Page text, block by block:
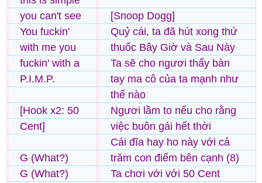
you can't see
You fuckin'
with me you
fuckin' with a
P.I.M.P.
[Hook x2: 50
Cent]
G (What?)
G (What?)
[Snoop Dogg]
Quỷ cái, ta đã hút xong thứ
thuốc Bây Giờ và Sau Này
Ta sẽ cho ngươi thấy bàn
tay ma cô của ta mạnh như
thế nào
Ngươi lầm to nếu cho rằng
việc buôn gái hết thời
Cái đĩa hay ho này với cả
trăm con điếm bên cạnh (8)
Ta chơi với với 50 Cent